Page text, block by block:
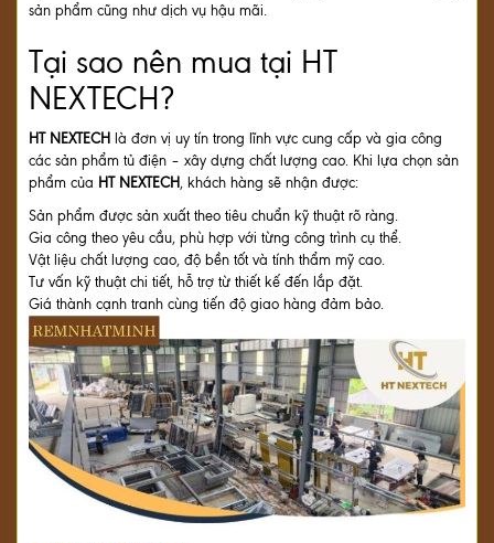
sản phẩm cũng như dịch vụ hậu mãi.
Tại sao nên mua tại HT
NEXTECH?
HT NEXTECH là đơn vị uy tín trong lĩnh vực cung cấp và gia công
các sản phẩm tủ điện – xây dựng chất lượng cao. Khi lựa chọn sản
phẩm của HT NEXTECH , khách hàng sẽ nhận được:
Sản phẩm được sản xuất theo tiêu chuẩn kỹ thuật rõ ràng.
Gia công theo yêu cầu, phù hợp với từng công trình cụ thể.
Vật liệu chất lượng cao, độ bền tốt và tính thẩm mỹ cao.
Tư vấn kỹ thuật chi tiết, hỗ trợ từ thiết kế đến lắp đặt.
Giá thành cạnh tranh cùng tiến độ giao hàng đảm bảo.